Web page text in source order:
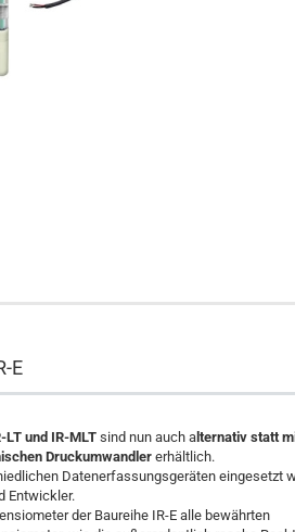
E
LT und IR-MLTsind nun auch alternativ statt
Druckumwandlererhältlich.
Datenerfassungsgeräten eingesetzt
Entwickler.
der Baureihe IR-E alle bewährten